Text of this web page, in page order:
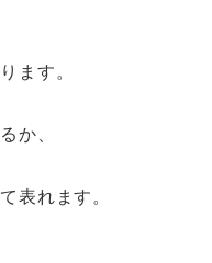
ます。
か、
表れます。